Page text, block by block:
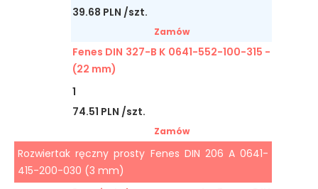
39.68 PLN /szt.
Zamów
Fenes DIN 327-B K 0641-552-100-315 -
(22 mm)
1
74.51 PLN /szt.
Zamów
Rozwiertak ręczny prosty Fenes DIN 206 A 0641-
415-200-030 (3 mm)